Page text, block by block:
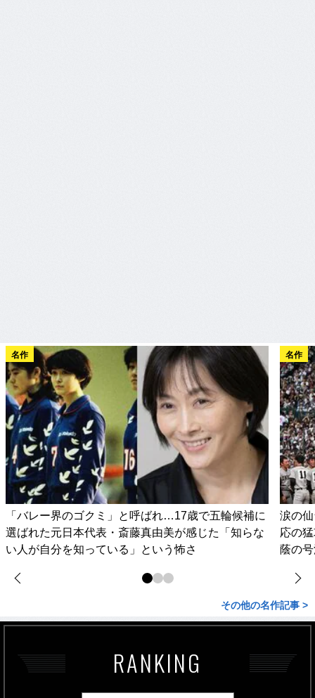
名作
「バレー界のゴクミ」と呼ばれ…17歳で五輪候補に
選ばれた元日本代表・斎藤真由美が感じた「知らな
い人が自分を知っている」という怖さ
名作
涙の
応の
蔭の
その他の名作記事 >
RANKING